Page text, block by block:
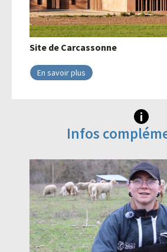
Site de Carcassonne
En savoir plus
Infos